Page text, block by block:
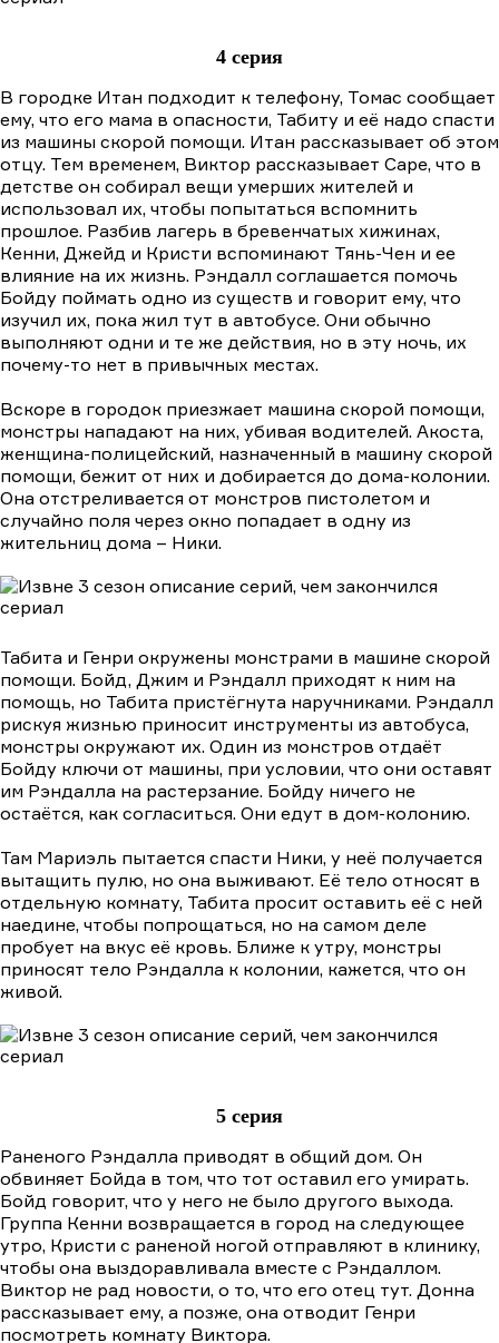
4 серия
В городке Итан подходит к телефону, Томас сообщает
ему, что его мама в опасности, Табиту и её надо спасти
из машины скорой помощи. Итан рассказывает об этом
отцу. Тем временем, Виктор рассказывает Саре, что в
детстве он собирал вещи умерших жителей и
использовал их, чтобы попытаться вспомнить
прошлое. Разбив лагерь в бревенчатых хижинах,
Кенни, Джейд и Кристи вспоминают Тянь-Чен и ее
влияние на их жизнь. Рэндалл соглашается помочь
Бойду поймать одно из существ и говорит ему, что
изучил их, пока жил тут в автобусе. Они обычно
выполняют одни и те же действия, но в эту ночь, их
почему-то нет в привычных местах.
Вскоре в городок приезжает машина скорой помощи,
монстры нападают на них, убивая водителей. Акоста,
женщина-полицейский, назначенный в машину скорой
помощи, бежит от них и добирается до дома-колонии.
Она отстреливается от монстров пистолетом и
случайно поля через окно попадает в одну из
жительниц дома – Ники.
Табита и Генри окружены монстрами в машине скорой
помощи. Бойд, Джим и Рэндалл приходят к ним на
помощь, но Табита пристёгнута наручниками. Рэндалл
рискуя жизнью приносит инструменты из автобуса,
монстры окружают их. Один из монстров отдаёт
Бойду ключи от машины, при условии, что они оставят
им Рэндалла на растерзание. Бойду ничего не
остаётся, как согласиться. Они едут в дом-колонию.
Там Мариэль пытается спасти Ники, у неё получается
вытащить пулю, но она выживают. Её тело относят в
отдельную комнату, Табита просит оставить её с ней
наедине, чтобы попрощаться, но на самом деле
пробует на вкус её кровь. Ближе к утру, монстры
приносят тело Рэндалла к колонии, кажется, что он
живой.
5 серия
Раненого Рэндалла приводят в общий дом. Он
обвиняет Бойда в том, что тот оставил его умирать.
Бойд говорит, что у него не было другого выхода.
Группа Кенни возвращается в город на следующее
утро, Кристи с раненой ногой отправляют в клинику,
чтобы она выздоравливала вместе с Рэндаллом.
Виктор не рад новости, о то, что его отец тут. Донна
рассказывает ему, а позже, она отводит Генри
посмотреть комнату Виктора.